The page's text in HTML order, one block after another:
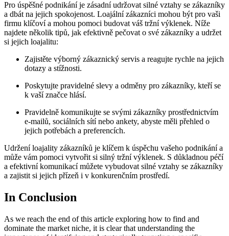
Pro úspěšné podnikání je zásadní udržovat silné vztahy se zákazníky
a dbát na jejich spokojenost. Loajální zákazníci mohou být pro vaši
firmu klíčoví a mohou pomoci budovat váš tržní výklenek. Níže
najdete několik tipů, jak efektivně pečovat o své zákazníky a udržet
si jejich loajalitu:
Zajistěte výborný zákaznický servis a reagujte rychle na jejich
dotazy a stížnosti.
Poskytujte pravidelné slevy a odměny pro zákazníky, kteří se
k vaší značce hlásí.
Pravidelně komunikujte se svými zákazníky prostřednictvím
e-mailů, sociálních sítí nebo ankety, abyste měli přehled o
jejich potřebách a preferencích.
Udržení loajality zákazníků je klíčem k úspěchu vašeho podnikání a
může vám pomoci vytvořit si silný tržní výklenek. S důkladnou péčí
a efektivní komunikací můžete vybudovat silné vztahy se zákazníky
a zajistit si jejich přízeň i v konkurenčním prostředí.
In Conclusion
As we reach the end of this article exploring how to find and
dominate the market niche, it is clear that understanding the